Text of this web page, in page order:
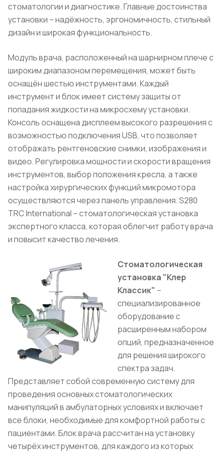
стоматологии и диагностике. Главные достоинства
установки – надёжность, эргономичность, стильный
дизайн и широкая функциональность.
Модуль врача, расположенный на шарнирном плече c
широким диапазоном перемещения, может быть
оснащён шестью инструментами. Каждый
инструмент и блок имеет систему защиты от
попадания жидкости на микросхему установки.
Консоль оснащена дисплеем высокого разрешения с
возможностью подключения USB, что позволяет
отображать рентгеновские снимки, изображения и
видео. Регулировка мощности и скорости вращения
инструментов, выбор положения кресла, а также
настройка хирургических функций микромотора
осуществляются через панель управления. S280
TRС International – стоматологическая установка
экспертного класса, которая облегчит работу врача
и повысит качество лечения.
Стоматологическая
установка "Клер
Классик" –
специализированное
оборудование с
расширенным набором
опций, предназначенное
для решения широкого
спектра задач.
Представляет собой современную систему для
проведения основных стоматологических
манипуляций в амбулаторных условиях и включает
все блоки, необходимые для комфортной работы с
пациентами. Блок врача рассчитан на установку
четырёх инструментов, для каждого из которых